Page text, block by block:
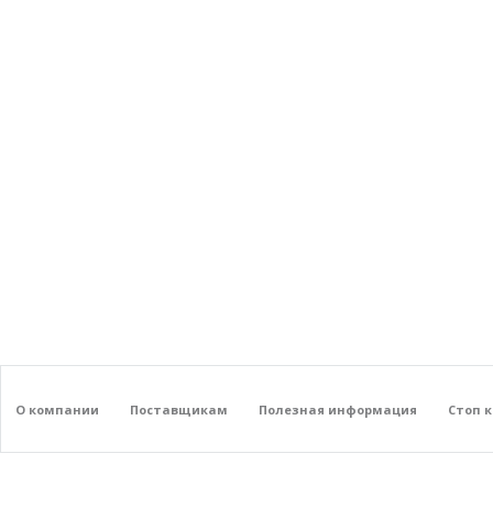
О компании Поставщикам Полезная информация Стоп